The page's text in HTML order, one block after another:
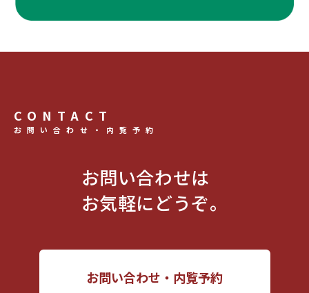
CONTACT
お問い合わせ・内覧予約
お問い合わせは
お気軽にどうぞ。
お問い合わせ・内覧予約